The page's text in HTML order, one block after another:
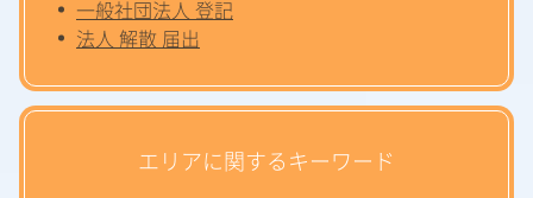
一般社団法人 登記
法人 解散 届出
エリアに関するキーワード